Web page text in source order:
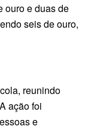
ouro e duas de
seis de ouro,
reunindo
ação foi
e